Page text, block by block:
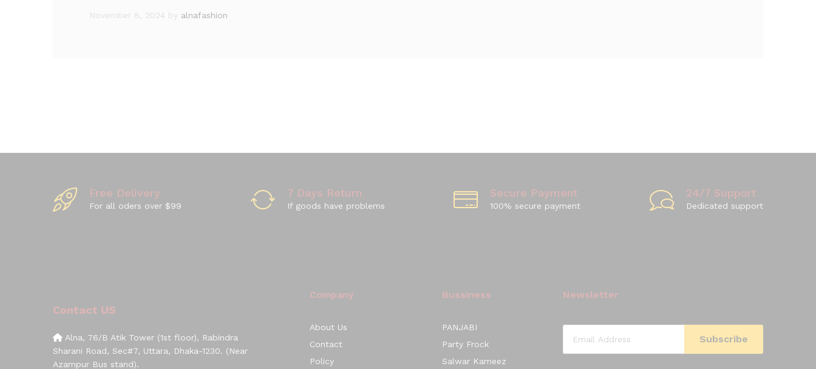
November 8, 2024 by alnafashion
Free Delivery
For all oders over $99
7 Days Return
If goods have problems
Secure Payment
100% secure payment
24/7 Support
Dedicated support
Contact US
Alna, 76/B Atik Tower (1st floor), Rabindra
Sharani Road, Sec#7, Uttara, Dhaka-1230. (Near
Azampur Bus stand).
Company
About Us
Contact
Policy
Bussiness
PANJABI
Party Frock
Salwar Kameez
Newsletter